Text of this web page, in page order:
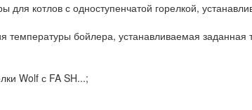
для котлов с одноступенчатой горелкой,
температуры бойлера, устанавливаемая
Wolf с FA SH...;